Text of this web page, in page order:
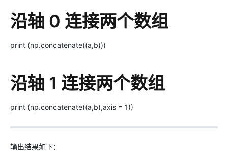
沿轴 0 连接两个数组
print (np.concatenate((a,b)))
沿轴 1 连接两个数组
print (np.concatenate((a,b),axis = 1))
输出结果如下：